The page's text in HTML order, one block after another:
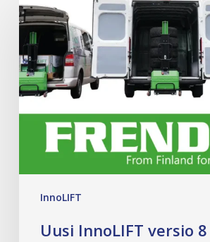
InnoLIFT
Uusi InnoLIFT versio 8